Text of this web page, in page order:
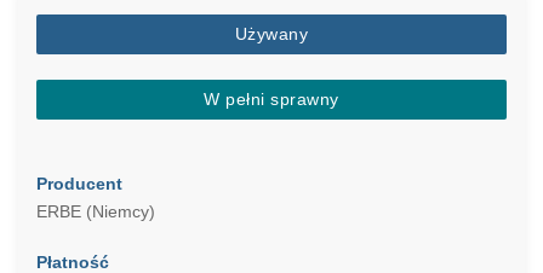
Używany
W pełni sprawny
Producent
ERBE (Niemcy)
Płatność